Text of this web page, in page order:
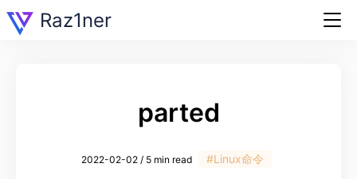
Raz1ner
parted
2022-02-02 / 5 min read #Linux命令